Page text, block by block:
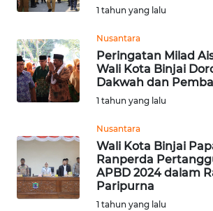
1 tahun yang lalu
Nusantara
Peringatan Milad
Wali Kota Binjai
Dakwah dan
1 tahun yang lalu
Nusantara
Wali Kota Binjai
Ranperda
APBD 2024 dalam
Paripurna
1 tahun yang lalu
WN
WN
PAPUA
BARAT
RIAU
WN
SERAMBI